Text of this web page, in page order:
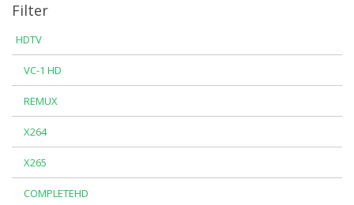
Filter
HDTV
VC-1 HD
REMUX
X264
X265
COMPLETEHD